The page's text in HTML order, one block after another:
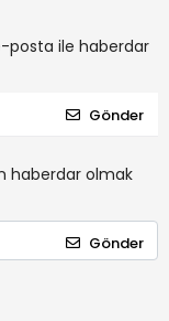
posta ile haberdar
Gönder
haberdar olmak
Gönder